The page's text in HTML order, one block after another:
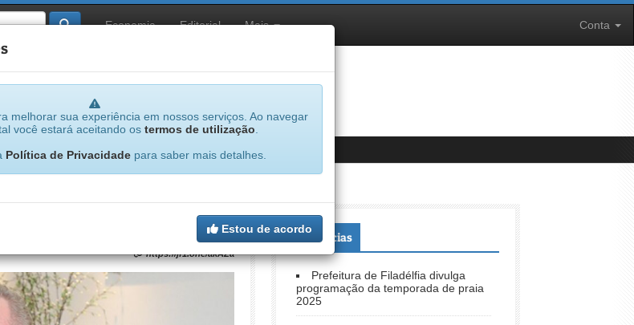
Economia Editorial Mais Conta
melhorar sua experiência em nossos serviços. Ao navegar
você estará aceitando os termos de utilização
Política de Privacidadepara saber mais detalhes.
Estou de acordo
na segunda-feira (6)
https://jf1.one/akAZa
+Notícias
Prefeitura de Filadélfia divulga
programação da temporada de praia
2025